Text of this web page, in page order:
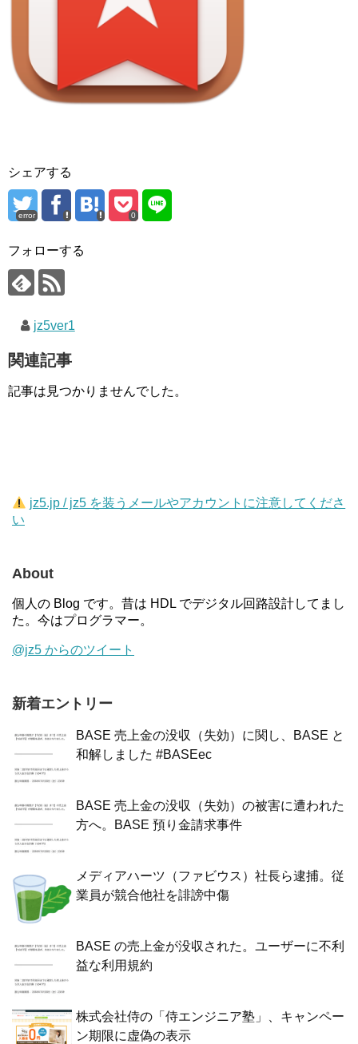
シェアする
error 0
フォローする
jz5ver1
関連記事
記事は見つかりませんでした。
jz5.jp / jz5 を装うメールやアカウントに注意してくださ
い
About
個人の Blog です。昔は HDL でデジタル回路設計してまし
た。今はプログラマー。
@jz5 からのツイート
新着エントリー
BASE 売上金の没収（失効）に関し、BASE と
和解しました #BASEec
BASE 売上金の没収（失効）の被害に遭われた
方へ。BASE 預り金請求事件
メディアハーツ（ファビウス）社長ら逮捕。従
業員が競合他社を誹謗中傷
BASE の売上金が没収された。ユーザーに不利
益な利用規約
株式会社侍の「侍エンジニア塾」、キャンペー
ン期限に虚偽の表示